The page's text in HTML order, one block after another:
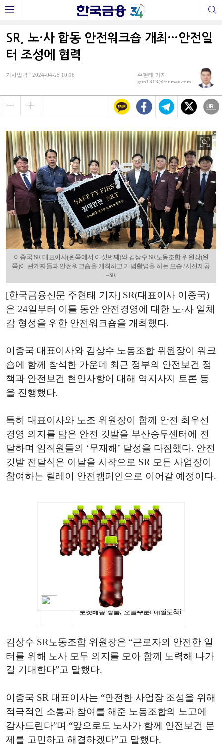
SR, 노·사 합동 안전워크숍 개최…안전일
터 조성에 협력
기사입력 : 2024-04-25 10:16
주현태 기자
gun1313@fntimes.com
이종국 SR 대표이사(왼쪽에서 여섯번째)와 김상수 SR노동조합 위원장(왼
쪽)이 관계짜들과 안전워크숍을 개최하고 기념촬영을 하는 모습./사진제공
=SR
[한국금융신문 주현태 기자] SR(대표이사 이종국)
은 24일부터 이틀 동안 안전경영에 대한 노·사 일체
감 형성을 위한 안전워크숍을 개최했다.
이종국 대표이사와 김상수 노동조합 위원장이 워크
숍에 함께 참석한 가운데 최근 정부의 안전보건 정
책과 안전보건 현안사항에 대해 역지사지 토론 등
을 진행했다.
특히 대표이사와 노조 위원장이 함께 안전 최우선
경영 의지를 담은 안전 깃발을 부산승무센터에 전
달하며 임직원들의 ‘무재해’ 달성을 다짐했다. 안전
깃발 전달식은 이날을 시작으로 SR 모든 사업장이
참여하는 릴레이 안전캠페인으로 이어갈 예정이다.
김상수 SR노동조합 위원장은 “근로자의 안전한 일
터를 위해 노사 모두 의지를 모아 함께 노력해 나가
길 기대한다”고 말했다.
이종국 SR 대표이사는 “안전한 사업장 조성을 위해
적극적인 소통과 참여를 해준 노동조합의 노고에
감사드린다”며 “앞으로도 노사가 함께 안전보건 문
제를 고민하고 해결하겠다”고 말했다.